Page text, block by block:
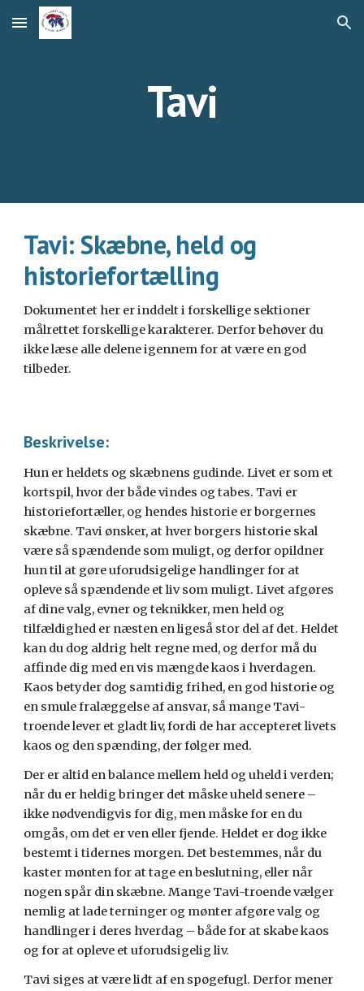
Skip to main content Skip to navigation
Tavi
Tavi: Skæbne, held og
historiefortælling
Dokumentet her er inddelt i forskellige sektioner
målrettet forskellige karakterer. Derfor behøver du
ikke læse alle delene igennem for at være en god
tilbeder.
Beskrivelse:
Hun er heldets og skæbnens gudinde. Livet er som et
kortspil, hvor der både vindes og tabes. Tavi er
historiefortæller, og hendes historie er borgernes
skæbne. Tavi ønsker, at hver borgers historie skal
være så spændende som muligt, og derfor opildner
hun til at gøre uforudsigelige handlinger for at
opleve så spændende et liv som muligt. Livet afgøres
af dine valg, evner og teknikker, men held og
tilfældighed er næsten en ligeså stor del af det. Heldet
kan du dog aldrig helt regne med, og derfor må du
affinde dig med en vis mængde kaos i hverdagen.
Kaos betyder dog samtidig frihed, en god historie og
en smule fralæggelse af ansvar, så mange Tavi-
troende lever et gladt liv, fordi de har accepteret livets
kaos og den spænding, der følger med.
Der er altid en balance mellem held og uheld i verden;
når du er heldig bringer det måske uheld senere –
ikke nødvendigvis for dig, men måske for en du
omgås, om det er ven eller fjende. Heldet er dog ikke
bestemt i tidernes morgen. Det bestemmes, når du
kaster mønten for at tage en beslutning, eller når
nogen spår din skæbne. Mange Tavi-troende vælger
nemlig at lade terninger og mønter afgøre valg og
handlinger i deres hverdag – både for at skabe kaos
og for at opleve etuforudsigelig liv.
Tavi siges at være lidt af en spøgefugl. Derfor mener